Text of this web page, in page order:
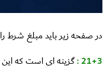
در صفحه زیر باید مبلغ شرط
21+3 : گزینه ای است که این امکان